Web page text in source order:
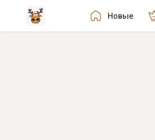
Новые